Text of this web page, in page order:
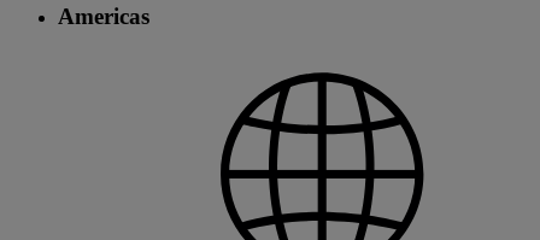
Americas